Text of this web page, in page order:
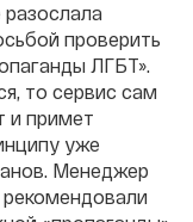
проверить
ЛГБТ».
то сервис сам
и примет
уже
Менеджер
рекомендовали